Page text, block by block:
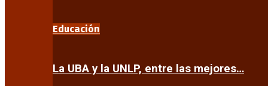
Educación
La UBA y la UNLP, entre las mejores…